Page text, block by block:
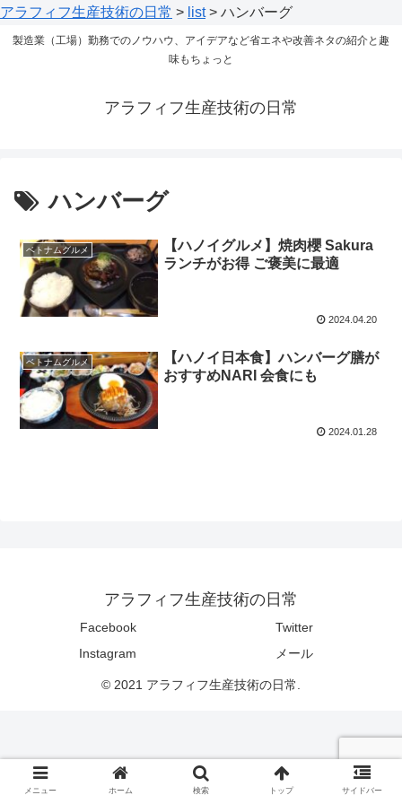
アラフィフ生産技術の日常 > list> ハンバーグ
製造業（工場）勤務でのノウハウ、アイデアなど省エネや改善ネタの紹介と趣
味もちょっと
アラフィフ生産技術の日常
ハンバーグ
ベトナムグルメ
【ハノイグルメ】焼肉櫻 Sakura
ランチがお得 ご褒美に最適
2024.04.20
ベトナムグルメ
【ハノイ日本食】ハンバーグ膳が
おすすめNARI 会食にも
2024.01.28
アラフィフ生産技術の日常
Facebook
Twitter
Instagram
メール
© 2021 アラフィフ生産技術の日常.
メニュー ホーム 検索 トップ サイドバー